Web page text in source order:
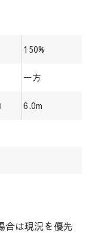
150%
一方
6.0m
合は現況を優先